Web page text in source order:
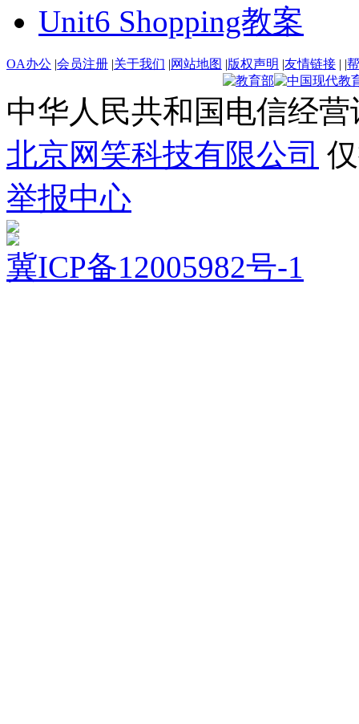
Unit6 Shopping教案
OA办公 |会员注册 |关于我们 |网站地图 |版权声明 |友情链接 | |
中华人民共和国电信经营
北京网笑科技有限公司
举报中心
冀ICP备12005982号-1